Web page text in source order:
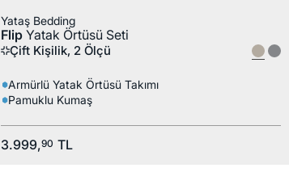
Yataş Bedding
Flip Yatak Örtüsü Seti
Çift Kişilik, 2 Ölçü
Armürlü Yatak Örtüsü Takımı
Pamuklu Kumaş
3.999,90 TL